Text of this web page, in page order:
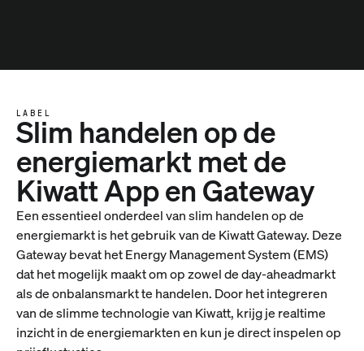
LABEL
Slim handelen op de
energiemarkt met de
Kiwatt App en Gateway
Een essentieel onderdeel van slim handelen op de
energiemarkt is het gebruik van de Kiwatt Gateway. Deze
Gateway bevat het Energy Management System (EMS)
dat het mogelijk maakt om op zowel de day-aheadmarkt
als de onbalansmarkt te handelen. Door het integreren
van de slimme technologie van Kiwatt, krijg je realtime
inzicht in de energiemarkten en kun je direct inspelen op